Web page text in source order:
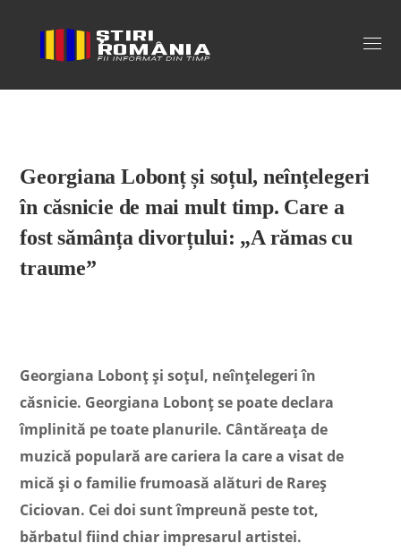
Stiri Romania
Georgiana Lobonț și soțul, neînțelegeri
în căsnicie de mai mult timp. Care a
fost sămânța divorțului: „A rămas cu
traume”
Georgiana Lobonț și soțul, neînțelegeri în
căsnicie. Georgiana Lobonț se poate declara
împlinită pe toate planurile. Cântăreața de
muzică populară are cariera la care a visat de
mică și o familie frumoasă alături de Rareș
Ciciovan. Cei doi sunt împreună peste tot,
bărbatul fiind chiar impresarul artistei.